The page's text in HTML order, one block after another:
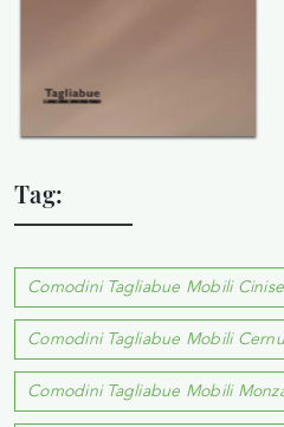
Tag:
Comodini Tagliabue Mobili
Comodini Tagliabue Mobili
Comodini Tagliabue Mobili